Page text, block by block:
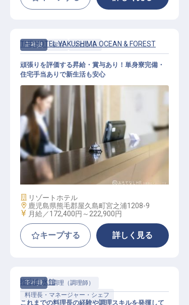
正社員 宿泊 フロント
フロント・受付業務
THE HOTEL YAKUSHIMA OCEAN & FOREST
頑張りを評価する昇給・賞与あり！単身寮完備・
住宅手当ありで新生活も安心
施設業態
リゾートホテル
勤務地
鹿児島県熊毛郡屋久島町宮之浦1208-9
給与
月給／172,400円～ 222,900円
キープする 詳しく見る
正社員
調理（調理師）
料理長・マネージャー・シェフ
指宿白水館
これまでの料理長の経験や調理スキルを発揮して